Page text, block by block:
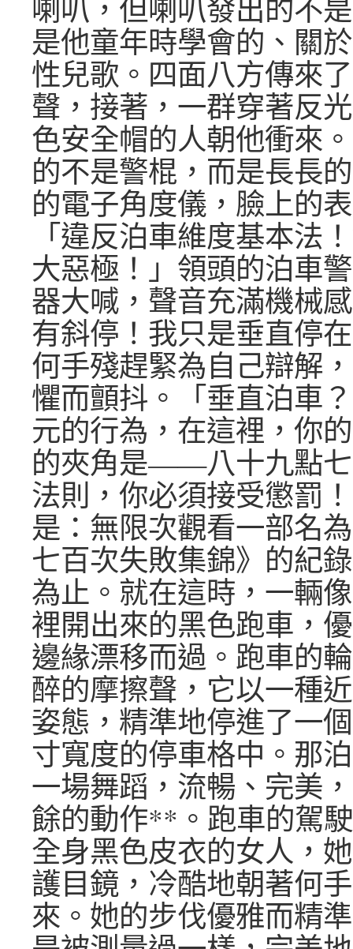
喇叭，但喇叭發出的不
是他童年時學會的、關
性兒歌。四面八方傳來
聲，接著，一群穿著反
色安全帽的人朝他衝來
的不是警棍，而是長長
的電子角度儀，臉上的
「違反泊車維度基本法
大惡極！」領頭的泊車
器大喊，聲音充滿機械
有斜停！我只是垂直停
何手殘趕緊為自己辯解
懼而顫抖。「垂直泊車
元的行為，在這裡，你
的夾角是——八十九點
法則，你必須接受懲罰
是：無限次觀看一部名
七百次失敗集錦》的紀
為止。就在這時，一輛
裡開出來的黑色跑車，
邊緣漂移而過。跑車的
醉的摩擦聲，它以一種
姿態，精準地停進了一
寸寬度的停車格中。那
一場舞蹈，流暢、完美
餘的動作**。跑車的駕
全身黑色皮衣的女人，
護目鏡，冷酷地朝著何
來。她的步伐優雅而精